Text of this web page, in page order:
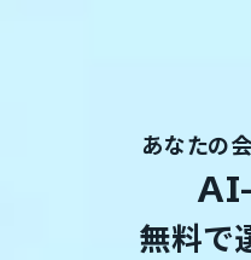
あなたの
無料で